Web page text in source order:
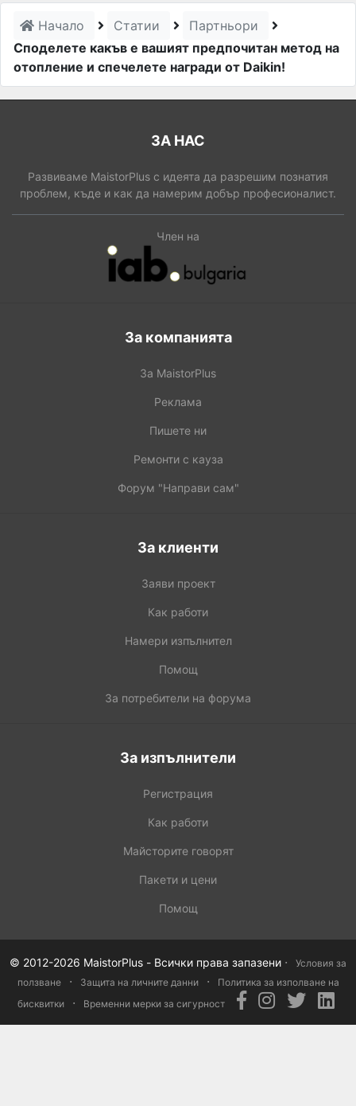
Начало Статии
Партньори
Споделете какъв е вашият предпочитан метод на
отопление и спечелете награди от Daikin!
ЗА НАС
Развиваме MaistorPlus с идеята да разрешим познатия
проблем, къде и как да намерим добър професионалист.
Член на
За компанията
За MaistorPlus
Реклама
Пишете ни
Ремонти с кауза
Форум "Направи сам"
За клиенти
Заяви проект
Как работи
Намери изпълнител
Помощ
За потребители на форума
За изпълнители
Регистрация
Как работи
Майсторите говорят
Пакети и цени
Помощ
© 2012-2026 MaistorPlus - Всички права запазени ·
Условия за
ползване
· Защита на личните данни ·
Политика за изполване на
бисквитки
· Временни мерки за сигурност